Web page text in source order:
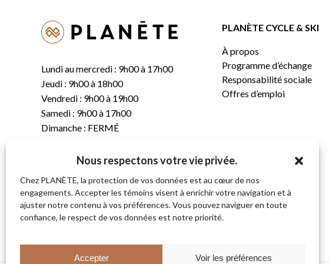
Nous respectons votre vie privée.
Chez PLANÈTE, la protection de vos données est au cœur de nos
engagements. Accepter les témoins visent à enrichir votre navigation et à
ajuster notre contenu à vos préférences. Vous pouvez naviguer en toute
confiance, le respect de vos données est notre priorité.
Accepter Voir les préférences
Lundi au mercredi : 9h00 à 17h00
Jeudi : 9h00 à 18h00
Vendredi : 9h00 à 19h00
Samedi : 9h00 à 17h00
Dimanche : FERMÉ
(819) 843-8356
C. info@planete.co
681, rue Sherbrooke
Magog (Québec)
PLANÈTE CYCLE & SKI
À propos
Programme d’échange
Responsabilité sociale
Offres d’emploi